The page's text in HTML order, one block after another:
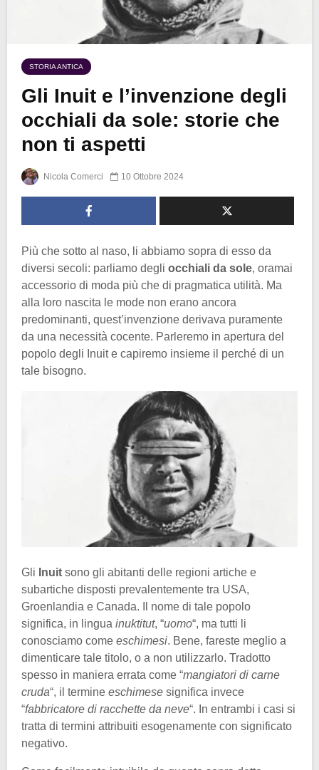
STORIA ANTICA
Gli Inuit e l’invenzione degli
occhiali da sole: storie che
non ti aspetti
Nicola Comerci 10 Ottobre 2024
Più che sotto al naso, li abbiamo sopra di esso da
diversi secoli: parliamo degli occhiali da sole, oramai
accessorio di moda più che di pragmatica utilità. Ma
alla loro nascita le mode non erano ancora
predominanti, quest’invenzione derivava puramente
da una necessità cocente. Parleremo in apertura del
popolo degli Inuit e capiremo insieme il perché di un
tale bisogno.
Gli Inuit sono gli abitanti delle regioni artiche e
subartiche disposti prevalentemente tra USA,
Groenlandia e Canada. Il nome di tale popolo
significa, in lingua inuktitut, “uomo“, ma tutti li
conosciamo come eschimesi. Bene, fareste meglio a
dimenticare tale titolo, o a non utilizzarlo. Tradotto
spesso in maniera errata come “mangiatori di carne
cruda“, il termine eschimese significa invece
“fabbricatore di racchette da neve“. In entrambi i casi si
tratta di termini attribuiti esogenamente con significato
negativo.